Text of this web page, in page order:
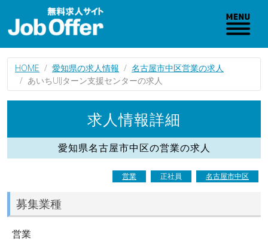
HOME 愛知県の求人情報
名古屋市中区営業の求人
あいちUIJターン支援センターの求人
求人情報詳細
愛知県名古屋市中区の営業の求人
営業 正社員 名古屋市中区
募集業種
営業